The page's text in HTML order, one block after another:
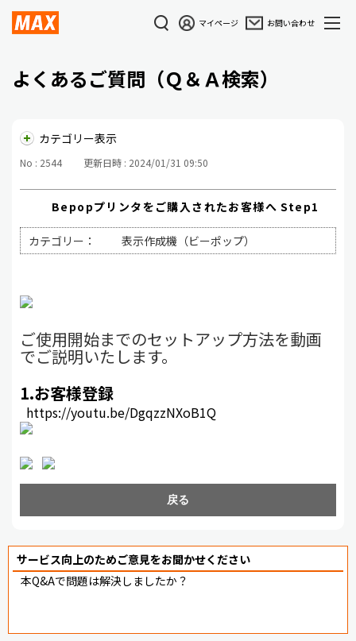
マイページ お問い合わせ
よくあるご質問（Ｑ＆Ａ検索）
カテゴリー表示
No : 2544 更新日時 : 2024/01/31 09:50
Bepopプリンタをご購入されたお客様へ Step1
カテゴリー： 表示作成機（ビーポップ）
ご使用開始までのセットアップ方法を動画
でご説明いたします。
1.お客様登録
https://youtu.be/DgqzzNXoB1Q
戻る
サービス向上のためご意見をお聞かせください
本Q&Aで問題は解決しましたか？